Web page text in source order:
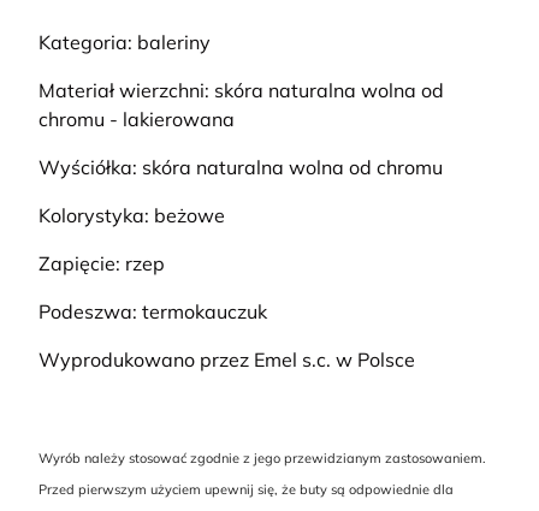
Kategoria: baleriny
Materiał wierzchni: skóra naturalna wolna od
chromu - lakierowana
Wyściółka: skóra naturalna wolna od chromu
Kolorystyka: beżowe
Zapięcie: rzep
Podeszwa: termokauczuk
Wyprodukowano przez Emel s.c. w Polsce
Wyrób należy stosować zgodnie z jego przewidzianym zastosowaniem.
Przed pierwszym użyciem upewnij się, że buty są odpowiednie dla